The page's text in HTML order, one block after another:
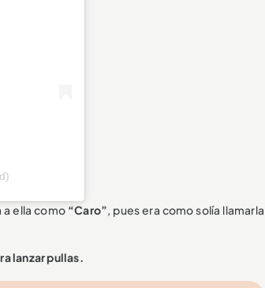
a ella como “Caro”, pues era como solía llamarla
lanzar pullas.